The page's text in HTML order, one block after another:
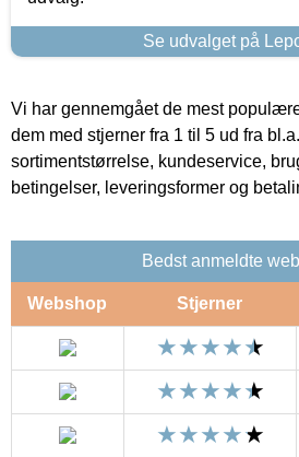
Se udvalget på
Vi har gennemgået de mest
dem med stjerner fra 1 til 5 ud fra
sortimentstørrelse, kundeservice,
betingelser, leveringsformer og
Bedst anmeldte
Webshop Stjerner